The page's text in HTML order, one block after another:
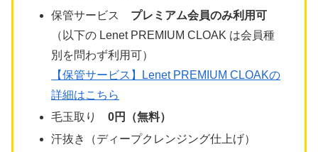
保管サービス プレミアム会員のみ利用可
（以下の Lenet PREMIUM CLOAK は会員種
別を問わず利用可）
【保管サービス】Lenet PREMIUM CLOAKの
詳細はこちら
毛玉取り0円（無料）
汗抜き（ディープクレンジング仕上げ）